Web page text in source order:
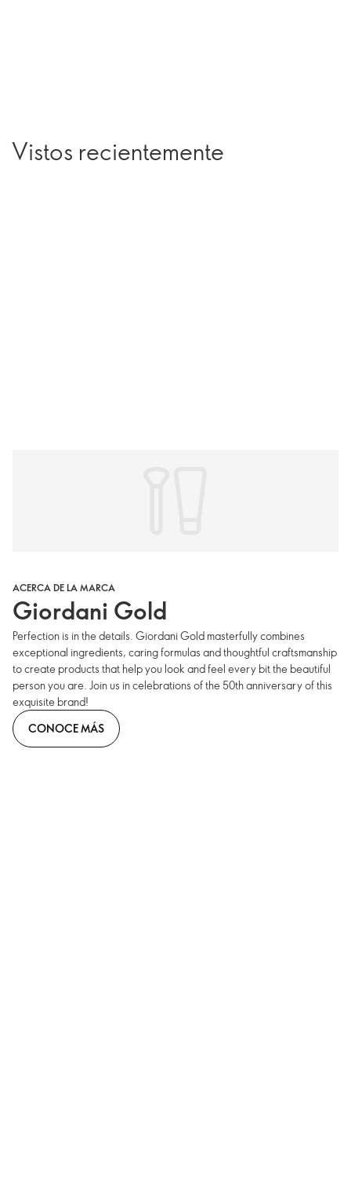
Vistos recientemente
ACERCA DE LA MARCA
Giordani Gold
Perfection is in the details. Giordani Gold masterfully combines
exceptional ingredients, caring formulas and thoughtful craftsmanship
to create products that help you look and feel every bit the beautiful
person you are. Join us in celebrations of the 50th anniversary of this
exquisite brand!
CONOCE MÁS